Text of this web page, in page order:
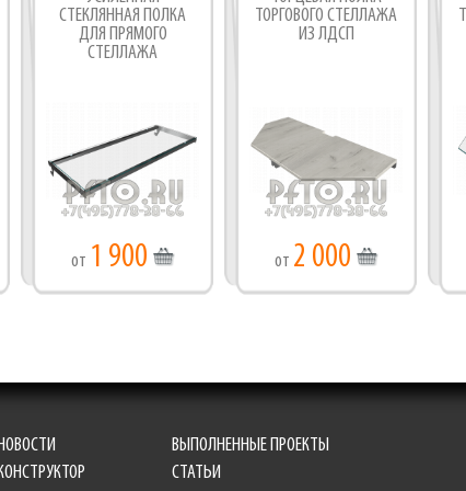
СТЕКЛЯННАЯ ПОЛКА
ДЛЯ ПРЯМОГО
СТЕЛЛАЖА
от 1 900
ТОРГОВОГО СТЕЛЛАЖА
ИЗ ЛДСП
от 2 000
ВЫПОЛНЕННЫЕ ПРОЕКТЫ
СТАТЬИ